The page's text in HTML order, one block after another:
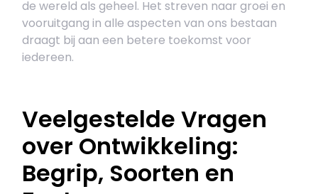
de wereld als geheel. Het streven naar groei en
vooruitgang in alle aspecten van ons bestaan
draagt bij aan een betere toekomst voor
iedereen.
Veelgestelde Vragen
over Ontwikkeling:
Begrip, Soorten en